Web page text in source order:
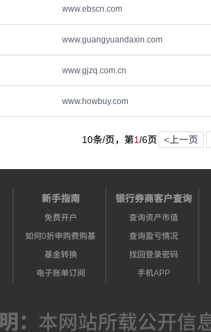
www.ebscn.com
www.guangyuandaxin.com
www.gjzq.com.cn
www.howbuy.com
10条/页，第1/6页 <上一页
新手指南
免费开户
如何0折申购费购基
基金转换
电子账单订阅
银行券商客户查询
查询资产市值
查询盈亏情况
找回登录密码
手机APP
： 本网站所载公开信